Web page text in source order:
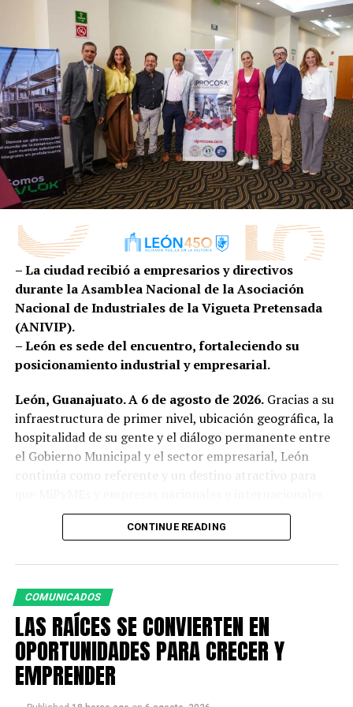
más más compleja que has desarrollado.
Para más detalles se pueden consultar las redes sociales
de León Joven o en su página oficial
www.leonjoven.gob.mx
RELATED TOPICS:
UP NEXT
La Dirección General de Hospitalidad y Turismo de León
anuncia el semáforo de eventos para el segundo
semestre 2020 en León.
DON'T MISS
Reactivan tres espacios públicos para la activación
física a partir de mañana 1ro de julio
– La ciudad recibió a empresarios y directivos
durante la Asamblea Nacional de la Asociación
Nacional de Industriales de la Vigueta Pretensada
(ANIVIP).
– León es sede del encuentro, fortaleciendo su
posicionamiento industrial y empresarial.
León, Guanajuato. A 6 de agosto de 2026.Gracias a su
infraestructura de primer nivel, ubicación geográfica, la
hospitalidad de su gente y el diálogo permanente entre
el Gobierno Municipal y el sector empresarial, León
continúa como referente y un destino atractivo para
de todos los sectores inviertan, crezcan y generen
La presidenta municipal, Ale Gutiérrez, dio la bienvenida
a los integrantes de la Asociación Nacional de
Industriales de la Vigueta Pretensada A.C. (ANIVIP),
durante su segunda Asamblea Nacional 2026, que tiene
como sede a León.
“Hay mucho potencial de crecimiento en la parte de
inversiones porque siempre estamos para facilitar,
CONTINUE READING
COMUNICADOS
LAS RAÍCES SE CONVIERTEN EN
OPORTUNIDADES PARA CRECER Y
EMPRENDER